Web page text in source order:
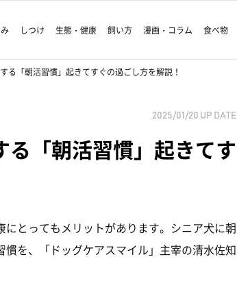
しつけ 生態・健康 飼い方 漫画・コラム 食べ物
る「朝活習慣」起きてすぐの過ごし方を解説！
2025/01/20 UP DATE
「朝活習慣」起きてす
とってもメリットがあります。シニア犬に朝
を、「ドッグケアスマイル」主宰の清水佐知